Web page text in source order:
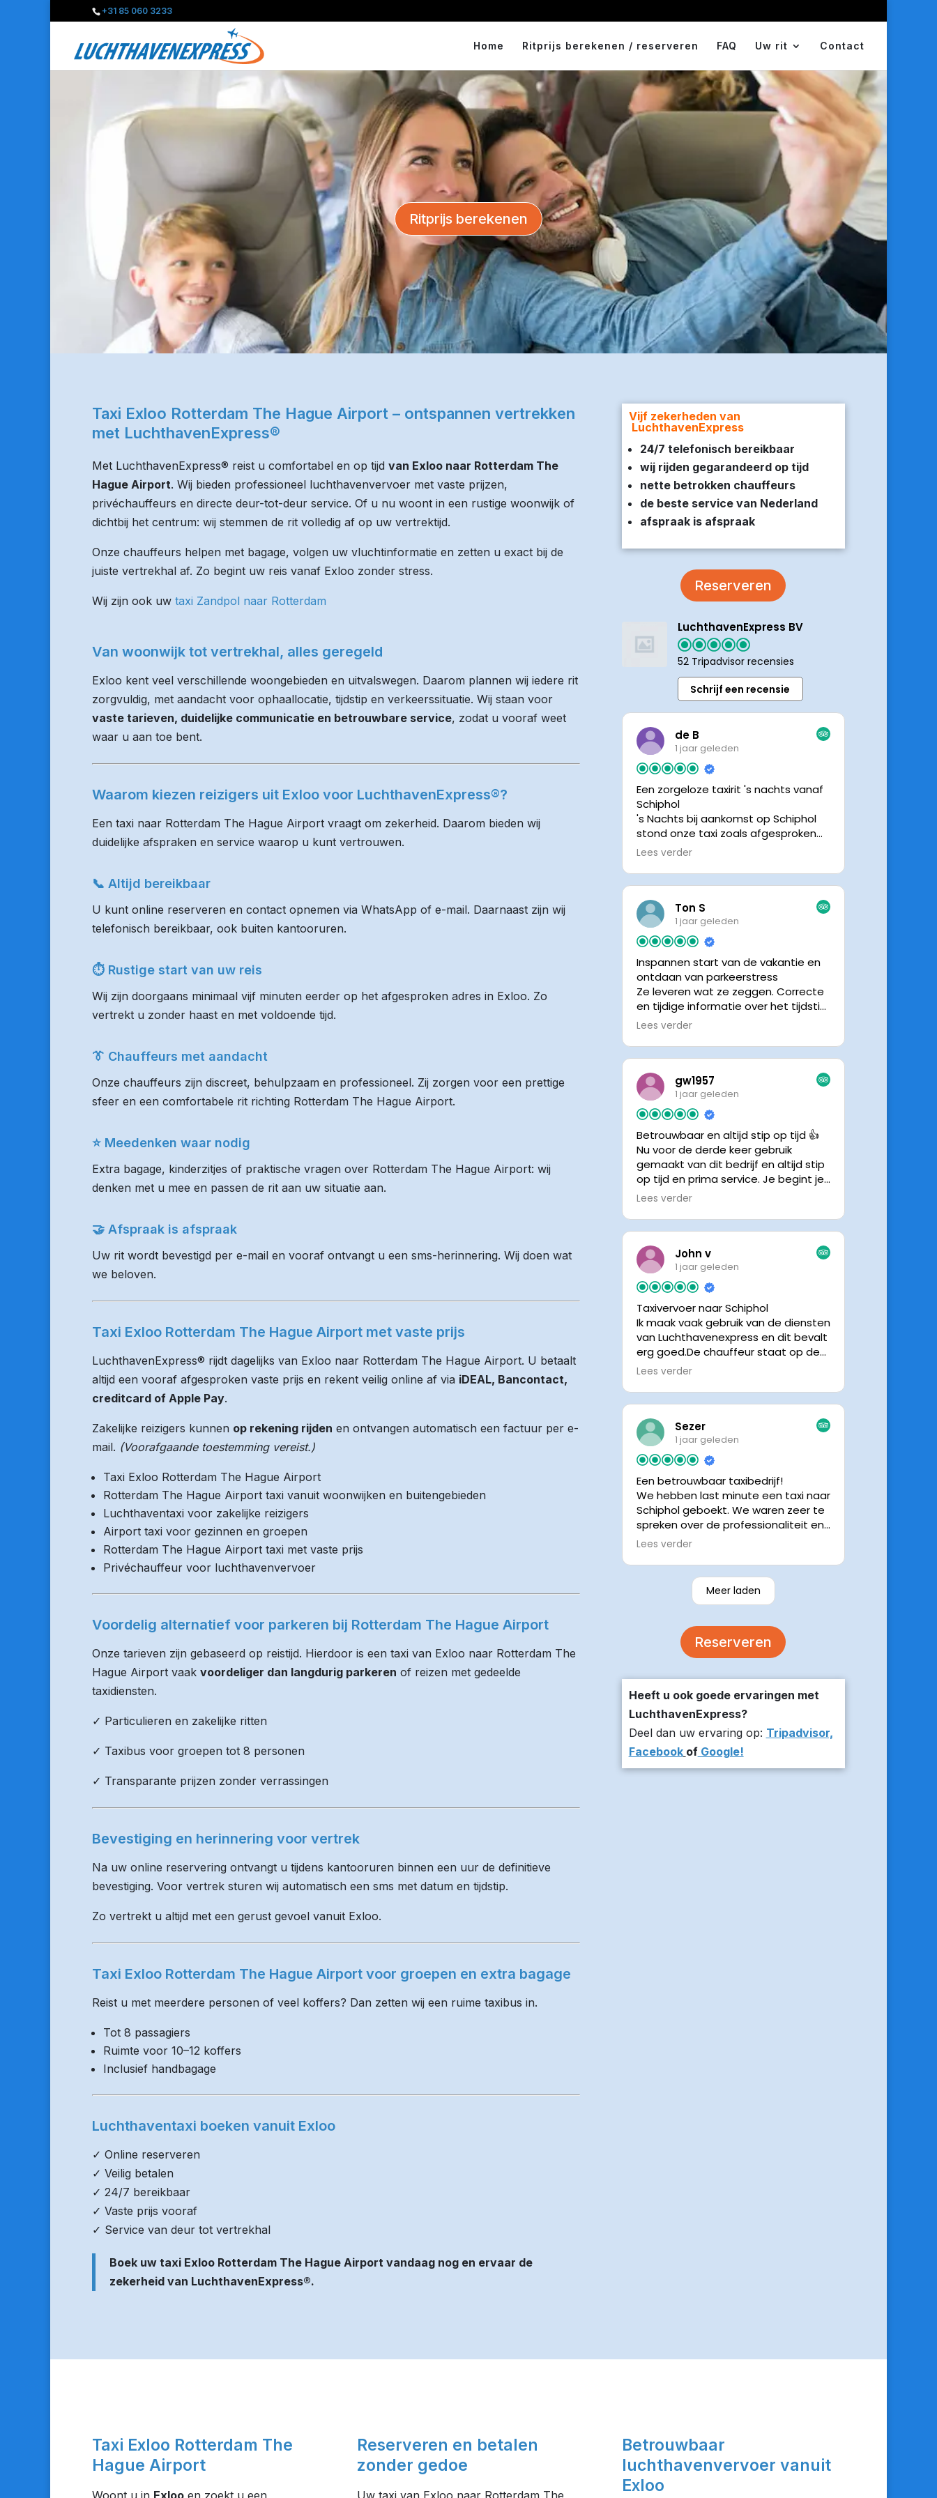
+31 85 060 3233
Home Ritprijs berekenen / reserveren FAQ Uw rit Contact
Ritprijs berekenen
Taxi Exloo Rotterdam The Hague Airport – ontspannen vertrekken
met LuchthavenExpress®
Met LuchthavenExpress® reist u comfortabel en op tijd van Exloo naar Rotterdam The
Hague Airport. Wij bieden professioneel luchthavenvervoer met vaste prijzen,
privéchauffeurs en directe deur-tot-deur service. Of u nu woont in een rustige woonwijk of
dichtbij het centrum: wij stemmen de rit volledig af op uw vertrektijd.
Onze chauffeurs helpen met bagage, volgen uw vluchtinformatie en zetten u exact bij de
juiste vertrekhal af. Zo begint uw reis vanaf Exloo zonder stress.
Wij zijn ook uw taxi Zandpol naar Rotterdam
Van woonwijk tot vertrekhal, alles geregeld
Exloo kent veel verschillende woongebieden en uitvalswegen. Daarom plannen wij iedere rit
zorgvuldig, met aandacht voor ophaallocatie, tijdstip en verkeerssituatie. Wij staan voor
vaste tarieven, duidelijke communicatie en betrouwbare service, zodat u vooraf weet
waar u aan toe bent.
Waarom kiezen reizigers uit Exloo voor LuchthavenExpress®?
Een taxi naar Rotterdam The Hague Airport vraagt om zekerheid. Daarom bieden wij
duidelijke afspraken en service waarop u kunt vertrouwen.
📞 Altijd bereikbaar
U kunt online reserveren en contact opnemen via WhatsApp of e-mail. Daarnaast zijn wij
telefonisch bereikbaar, ook buiten kantooruren.
⏱ Rustige start van uw reis
Wij zijn doorgaans minimaal vijf minuten eerder op het afgesproken adres in Exloo. Zo
vertrekt u zonder haast en met voldoende tijd.
👔 Chauffeurs met aandacht
Onze chauffeurs zijn discreet, behulpzaam en professioneel. Zij zorgen voor een prettige
sfeer en een comfortabele rit richting Rotterdam The Hague Airport.
⭐ Meedenken waar nodig
Extra bagage, kinderzitjes of praktische vragen over Rotterdam The Hague Airport: wij
denken met u mee en passen de rit aan uw situatie aan.
🤝 Afspraak is afspraak
Uw rit wordt bevestigd per e-mail en vooraf ontvangt u een sms-herinnering. Wij doen wat
we beloven.
Taxi Exloo Rotterdam The Hague Airport met vaste prijs
LuchthavenExpress® rijdt dagelijks van Exloo naar Rotterdam The Hague Airport. U betaalt
altijd een vooraf afgesproken vaste prijs en rekent veilig online af via iDEAL, Bancontact,
creditcard of Apple Pay.
Zakelijke reizigers kunnen op rekening rijden en ontvangen automatisch een factuur per e-
mail. (Voorafgaande toestemming vereist.)
Taxi Exloo Rotterdam The Hague Airport
Rotterdam The Hague Airport taxi vanuit woonwijken en buitengebieden
Luchthaventaxi voor zakelijke reizigers
Airport taxi voor gezinnen en groepen
Rotterdam The Hague Airport taxi met vaste prijs
Privéchauffeur voor luchthavenvervoer
Voordelig alternatief voor parkeren bij Rotterdam The Hague Airport
Onze tarieven zijn gebaseerd op reistijd. Hierdoor is een taxi van Exloo naar Rotterdam The
Hague Airport vaak voordeliger dan langdurig parkeren of reizen met gedeelde
taxidiensten.
✓ Particulieren en zakelijke ritten
✓ Taxibus voor groepen tot 8 personen
✓ Transparante prijzen zonder verrassingen
Bevestiging en herinnering voor vertrek
Na uw online reservering ontvangt u tijdens kantooruren binnen een uur de definitieve
bevestiging. Voor vertrek sturen wij automatisch een sms met datum en tijdstip.
Zo vertrekt u altijd met een gerust gevoel vanuit Exloo.
Taxi Exloo Rotterdam The Hague Airport voor groepen en extra bagage
Reist u met meerdere personen of veel koffers? Dan zetten wij een ruime taxibus in.
Tot 8 passagiers
Ruimte voor 10–12 koffers
Inclusief handbagage
Luchthaventaxi boeken vanuit Exloo
✓ Online reserveren
✓ Veilig betalen
✓ 24/7 bereikbaar
✓ Vaste prijs vooraf
✓ Service van deur tot vertrekhal
Boek uw taxi Exloo Rotterdam The Hague Airport vandaag nog en ervaar de
zekerheid van LuchthavenExpress®.
Vijf zekerheden van
LuchthavenExpress
24/7 telefonisch bereikbaar
wij rijden gegarandeerd op tijd
nette betrokken chauffeurs
de beste service van Nederland
afspraak is afspraak
Reserveren
LuchthavenExpress BV
52 Tripadvisor recensies
Schrijf een recensie
de B
1 jaar geleden
Een zorgeloze taxirit 's nachts vanaf
Schiphol
's Nachts bij aankomst op Schiphol
stond onze taxi zoals afgesproken
keurig te wachten. Dankzij de goede
chauffeur wisten we precies waar de
chauffeur, met een prachtige auto
was het een comfortabele rit. Graag
tot de volgende de keer.
Lees verder
Ton S
1 jaar geleden
Inspannen start van de vakantie en
ontdaan van parkeerstress
Ze leveren wat ze zeggen. Correcte
en tijdige informatie over het tijdstip
van ophalen. Voldeed ook nu weer
Lees verder
gw1957
1 jaar geleden
Betrouwbaar en altijd stip op tijd 👍
Nu voor de derde keer gebruik
gemaakt van dit bedrijf en altijd stip
op tijd en prima service. Je begint je
vakantie zonder zorgen iig. 👍👍
Lees verder
John v
1 jaar geleden
Taxivervoer naar Schiphol
Ik maak vaak gebruik van de diensten
van Luchthavenexpress en dit bevalt
erg goed.De chauffeur staat op de
afgesproken tijd klaar om je op te
neemt de chauffeur direct contact
staat.Altijd nette chauffeurs, en in
mijn geval is het voordeliger dan
parkeren op P3 bij 9 dagen parkeren.
En dan hopen dat je auto geen
schade heeft ivm de krappe
parkeervakken. Ik beveel
Luchthavenexpress dan ook zeker
aan.
Lees verder
Sezer
1 jaar geleden
Een betrouwbaar taxibedrijf!
We hebben last minute een taxi naar
Schiphol geboekt. We waren zeer te
spreken over de professionaliteit en
vriendelijkheid van luchthavenexpres!
verzekerde om er op tijd te zijn en
stuurde z’n live locatie een paar
minuten voor aanvang bij ons thuis.
volgende keer zou ik weer hier
Lees verder
Meer laden
Reserveren
Heeft u ook goede ervaringen met
LuchthavenExpress?
Deel dan uw ervaring op: Tripadvisor,
Facebook ofGoogle!
Taxi Exloo Rotterdam The
Hague Airport
Woont u in Exloo en zoekt u een
Reserveren en betalen
zonder gedoe
Uw taxi van Exloo naar Rotterdam The
Betrouwbaar
luchthavenvervoer vanuit
Exloo